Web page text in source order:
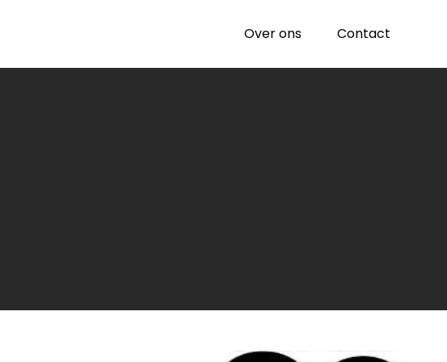
Over ons Contact